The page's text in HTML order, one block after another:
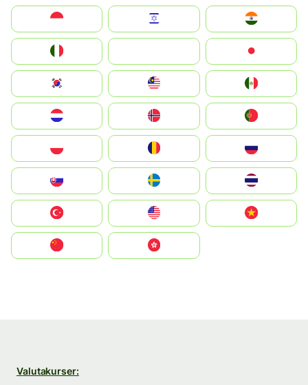
South Korea
United States
中國香港特別行政區
Valutakurser: